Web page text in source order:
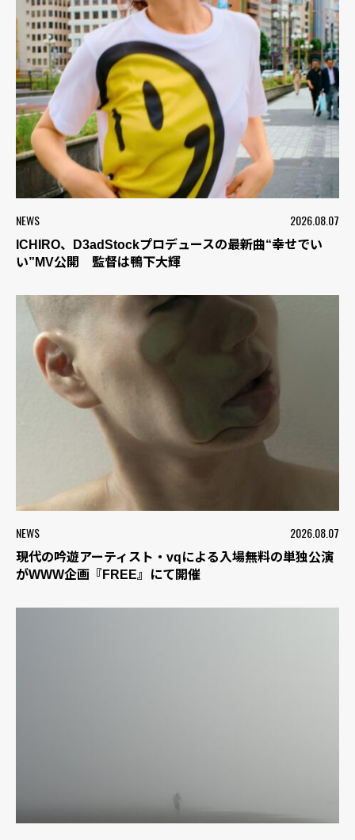
NEWS 2026.08.07
ICHIRO、D3adStockプロデュースの最新曲“幸せでい
い”MV公開 監督は鴨下大輝
NEWS 2026.08.07
現代の吟遊アーティスト・vqによる入場無料の単独公演
がWWW企画『FREE』にて開催